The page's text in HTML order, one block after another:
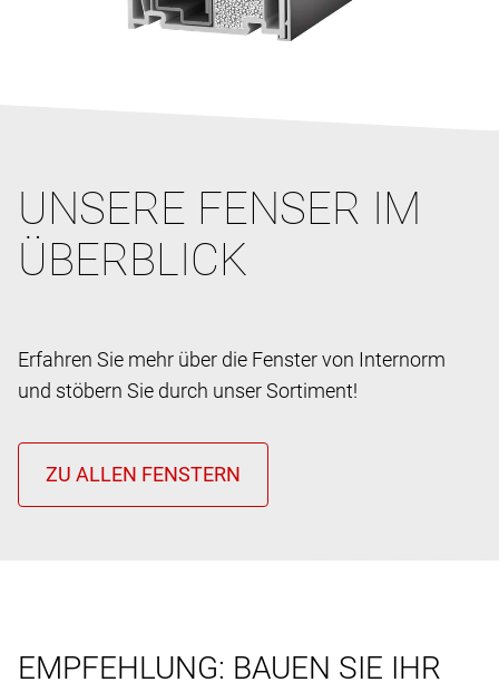
UNSERE FENSER IM
ÜBERBLICK
Erfahren Sie mehr über die Fenster von Internorm
und stöbern Sie durch unser Sortiment!
EMPFEHLUNG: BAUEN SIE IHR